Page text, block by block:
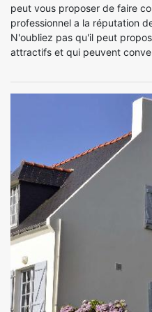
peut vous proposer de faire
professionnel a la réputation
N'oubliez pas qu'il peut
attractifs et qui peuvent